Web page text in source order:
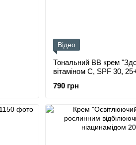
Відео
Тональний ВВ крем
вітаміном С, SPF 30,
790 грн